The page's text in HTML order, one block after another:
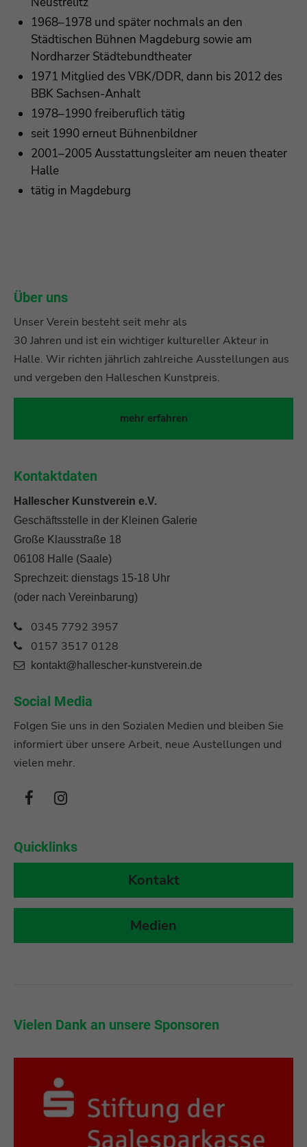
1968–1978 und später nochmals an den
Städtischen Bühnen Magdeburg sowie am
Nordharzer Städtebundtheater
1971 Mitglied des VBK/DDR, dann bis 2012 des
BBK Sachsen-Anhalt
1978–1990 freiberuflich tätig
seit 1990 erneut Bühnenbildner
2001–2005 Ausstattungsleiter am neuen theater
Halle
tätig in Magdeburg
Über uns
Unser Verein besteht seit mehr als
30 Jahren und ist ein wichtiger kultureller Akteur in
Halle. Wir richten jährlich zahlreiche Ausstellungen aus
und vergeben den Halleschen Kunstpreis.
mehr erfahren
Kontaktdaten
Hallescher Kunstverein e.V.
Geschäftsstelle in der Kleinen Galerie
Große Klausstraße 18
06108 Halle (Saale)
Sprechzeit: dienstags 15-18 Uhr
(oder nach Vereinbarung)
0345 7792 3957
0157 3517 0128
kontakt@hallescher-kunstverein.de
Social Media
Folgen Sie uns in den Sozialen Medien und bleiben Sie
informiert über unsere Arbeit, neue Austellungen und
vielen mehr.
Quicklinks
Kontakt
Medien
Vielen Dank an unsere Sponsoren